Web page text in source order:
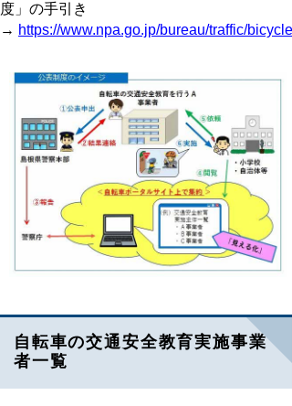
度」の手引き
→ https://www.npa.go.jp/bureau/traffic/
自転車の交通安全教育実施事業
者一覧